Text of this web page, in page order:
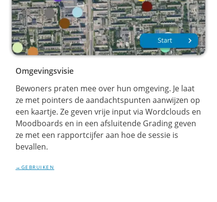
Omgevingsvisie
Bewoners praten mee over hun omgeving. Je laat
ze met pointers de aandachtspunten aanwijzen op
een kaartje. Ze geven vrije input via Wordclouds en
Moodboards en in een afsluitende Grading geven
ze met een rapportcijfer aan hoe de sessie is
bevallen.
GEBRUIKEN